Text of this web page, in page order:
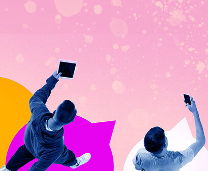
IMPERSONALES Y AISLADOS
sábado, marzo 29, 2025
A lo largo de la historia, los cristianos han utilizado
apostólicas hasta los panfletos de la Reforma, el
es de extrañar que en el siglo XX la iglesia pronto